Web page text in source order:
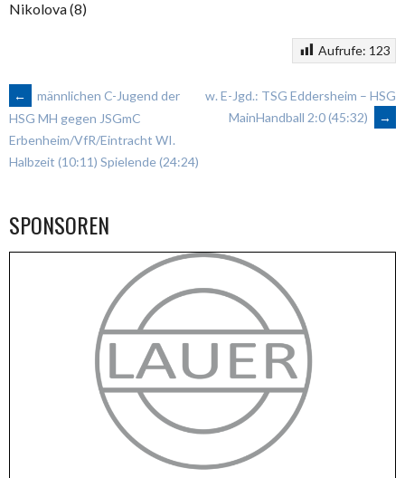
Nikolova (8)
Aufrufe: 123
ARTIKEL-
NAVIGATION
←
männlichen C-Jugend der
HSG MH gegen JSGmC
Erbenheim/VfR/Eintracht WI.
Halbzeit (10:11) Spielende (24:24)
w. E-Jgd.: TSG Eddersheim – HSG
MainHandball 2:0 (45:32)
→
SPONSOREN